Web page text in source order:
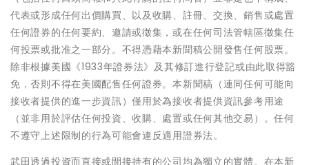
代表或形成任何出價購買、以及收購、註冊、交換、銷售或處置
任何證券的任何要約、邀請或徵集，或在任何司法管轄區徵集任
何投票或批准之一部分。不得憑藉本新聞稿公開發售任何股票。
除非根據美國《1933年證券法》及其修訂進行登記或由此取得豁
免，否則不得在美國配售任何證券。本新聞稿（連同任何可能向
接收者提供的進一步資訊）僅用於為接收者提供資訊參考用途
（並非用於評估任何投資、收購、處置或任何其他交易）。任何
不遵守上述限制的行為可能會違反適用證券法。
武田透過投資而直接或間接持有的公司均為獨立的實體。在本新